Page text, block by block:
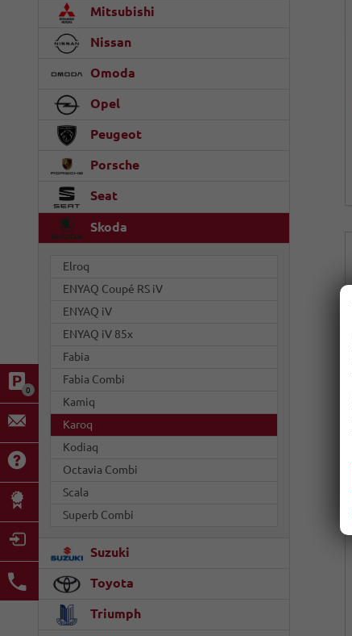
0
Mitsubishi
Nissan
Omoda
Opel
Peugeot
Porsche
Seat
Skoda
Elroq
ENYAQ Coupé RS iV
ENYAQ iV
ENYAQ iV 85x
Fabia
Fabia Combi
Kamiq
Karoq
Kodiaq
Octavia Combi
Scala
Superb Combi
Suzuki
Toyota
Triumph